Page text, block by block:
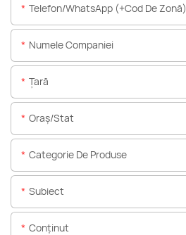
Telefon/WhatsApp (+Cod De Zonă)
Numele Companiei
Ţară
Oraș/stat
Categorie De Produse
Subiect
Conţinut